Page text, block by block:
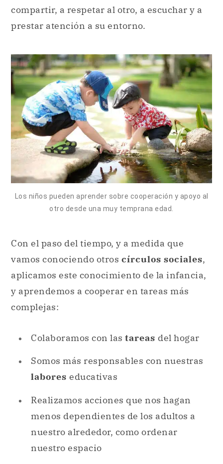
compartir, a respetar al otro, a escuchar y a
prestar atención a su entorno.
Los niños pueden aprender sobre cooperación y apoyo al
otro desde una muy temprana edad.
Con el paso del tiempo, y a medida que
vamos conociendo otros círculos sociales,
aplicamos este conocimiento de la infancia,
y aprendemos a cooperar en tareas más
complejas:
Colaboramos con las tareas del hogar
Somos más responsables con nuestras
labores educativas
Realizamos acciones que nos hagan
menos dependientes de los adultos a
nuestro alrededor, como ordenar
nuestro espacio